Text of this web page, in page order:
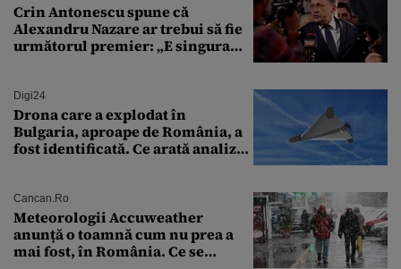
Crin Antonescu spune că
Alexandru Nazare ar trebui să fie
următorul premier: „E singura
Digi24
Drona care a explodat în
Bulgaria, aproape de România, a
fost identificată. Ce arată analiza
Cancan.ro
Meteorologii Accuweather
anunță o toamnă cum nu prea a
mai fost, în România. Ce se